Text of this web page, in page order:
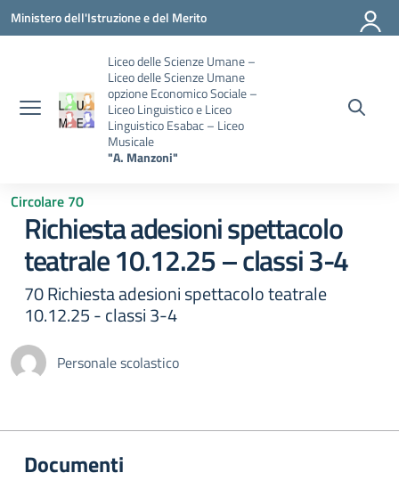
Vai ai contenuti
Vai al menu di navigazione
Vai al footer
Ministero dell'Istruzione e del Merito
Liceo delle Scienze Umane –
Liceo delle Scienze Umane
opzione Economico Sociale –
Liceo Linguistico e Liceo
Linguistico Esabac – Liceo
Musicale
"A. Manzoni"
Circolare 70
Richiesta adesioni spettacolo
teatrale 10.12.25 – classi 3-4
70 Richiesta adesioni spettacolo teatrale
10.12.25 - classi 3-4
Personale scolastico
Documenti